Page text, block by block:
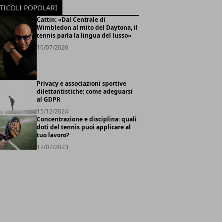
POPOLARI
Cattin: «Dal Centrale di
Wimbledon al mito del Daytona, il
tennis parla la lingua del lusso»
10/07/2026
Privacy e associazioni sportive
dilettantistiche: come adeguarsi
al GDPR
15/12/2024
Concentrazione e disciplina: quali
doti del tennis puoi applicare al
tuo lavoro?
17/07/2023